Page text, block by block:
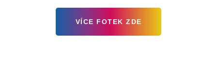
VÍCE FOTEK ZDE